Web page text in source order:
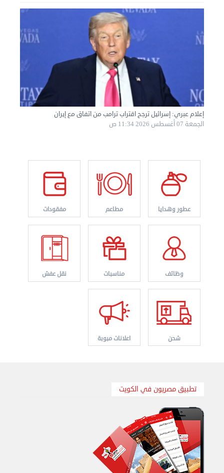
نقل عفش الكويت 50767633 هاف لوري نقل أغراض ...
الأربعاء 28 أغسطس 2024 12:25 م
إعلام عبري: إسرائيل ترجح اقتراب ترامب من اتفاق مع إيران
الجمعة 07 أغسطس 2026 11:34 ص
عطور وهدايا مطاعم مفقودات
وظائف مناسبات نقل عفش
شحن اعلانات مبوبة
تطبيق مصريون في الكويت